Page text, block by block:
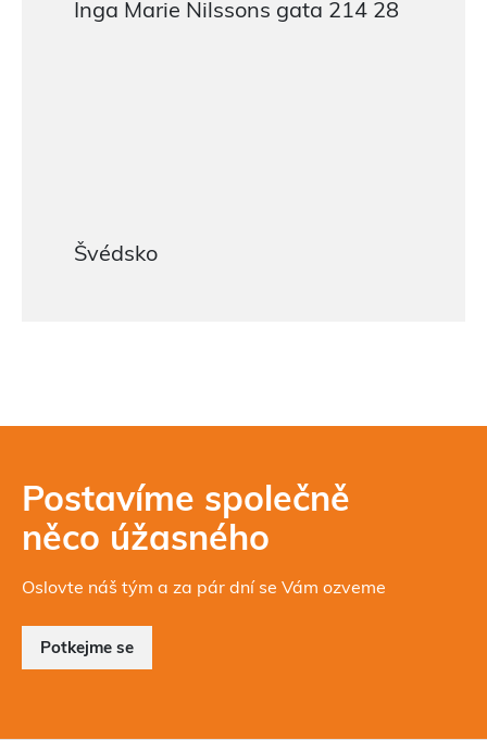
Inga Marie Nilssons gata 214 28
Švédsko
Postavíme společně
něco úžasného
Oslovte náš tým a za pár dní se Vám ozveme
Potkejme se